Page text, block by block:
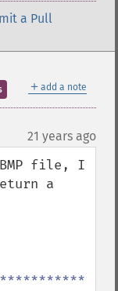
a Pull
＋ add a note
21 years ago
file, I
a